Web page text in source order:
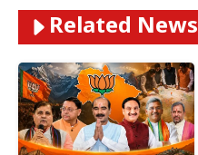
Related News